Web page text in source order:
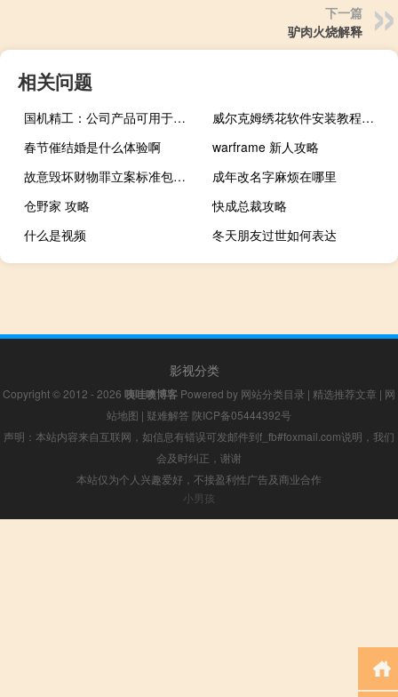
下一篇
驴肉火烧解释
相关问题
国机精工：公司产品可用于低轨卫星
威尔克姆绣花软件安装教程（威尔克姆绣花软件下载）
春节催结婚是什么体验啊
warframe 新人攻略
故意毁坏财物罪立案标准包括哪些
成年改名字麻烦在哪里
仓野家 攻略
快成总裁攻略
什么是视频
冬天朋友过世如何表达
影视分类
Copyright © 2012 - 2026 咦哇噢博客 Powered by 网站分类目录 | 精选推荐文章 | 网
站地图 | 疑难解答 陕ICP备05444392号
声明：本站内容来自互联网，如信息有错误可发邮件到f_fb#foxmail.com说明，我们
会及时纠正，谢谢
本站仅为个人兴趣爱好，不接盈利性广告及商业合作
小男孩